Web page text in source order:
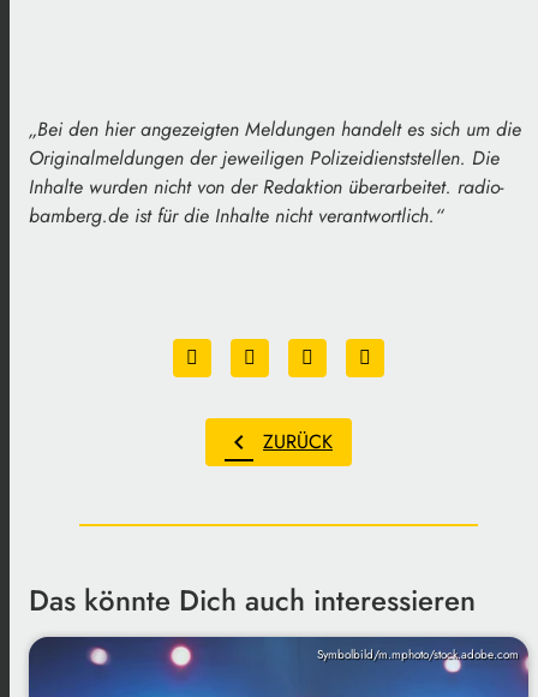
„Bei den hier angezeigten Meldungen handelt es sich um die
Originalmeldungen der jeweiligen Polizeidienststellen. Die
Inhalte wurden nicht von der Redaktion überarbeitet. radio-
bamberg.de ist für die Inhalte nicht verantwortlich.“
chevron_left ZURÜCK
Das könnte Dich auch interessieren
Symbolbild/m.mphoto/stock.adobe.com